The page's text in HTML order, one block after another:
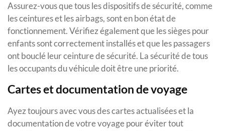
Assurez-vous que tous les dispositifs de sécurité, comme
les ceintures et les airbags, sont en bon état de
fonctionnement. Vérifiez également que les sièges pour
enfants sont correctement installés et que les passagers
ont bouclé leur ceinture de sécurité. La sécurité de tous
les occupants du véhicule doit être une priorité.
Cartes et documentation de voyage
Ayez toujours avec vous des cartes actualisées et la
documentation de votre voyage pour éviter tout